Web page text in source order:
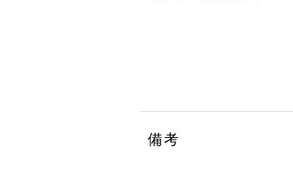
備考